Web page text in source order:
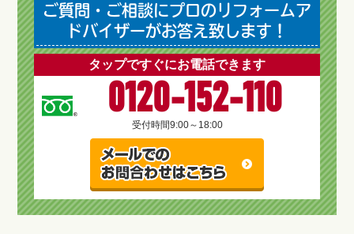
ご質問・ご相談にプロのリフォームア
ドバイザーがお答え致します！
タップですぐにお電話できます
0120-152-110
受付時間9:00～18:00